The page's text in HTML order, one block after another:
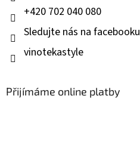
+420 702 040 080
Sledujte nás na facebooku
vinotekastyle
Přijímáme online platby